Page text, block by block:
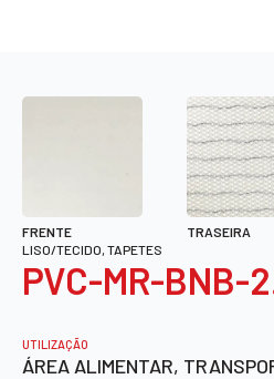
LISO/TECIDO, TAPETES
PVC-MR-BNB-
UTILIZAÇÃO
ÁREA ALIMENTAR,
FRENTE TRASEIRA